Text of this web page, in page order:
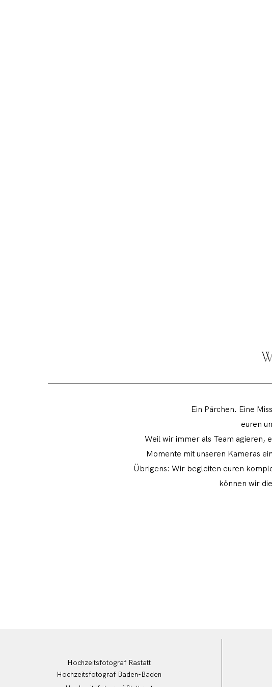
Ein Pärchen. Eine
euren
Weil wir immer als Team agieren,
Momente mit unseren Kameras
Übrigens: Wir begleiten euren
können wir
Hochzeitsfotograf Rastatt
Hochzeitsfotograf Baden-Baden